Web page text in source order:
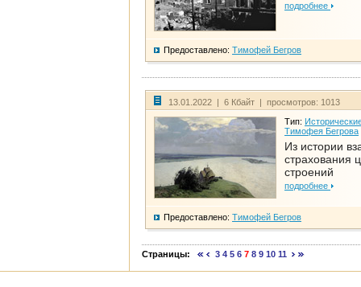
подробнее
Предоставлено: Тимофей Бегров
13.01.2022 | 6 Кбайт | просмотров: 1013
Тип:
Тимофея Бегрова
Из истории
страхования
строений
подробнее
Предоставлено: Тимофей Бегров
Страницы: 3 4 5 6 7 8 9 10 11